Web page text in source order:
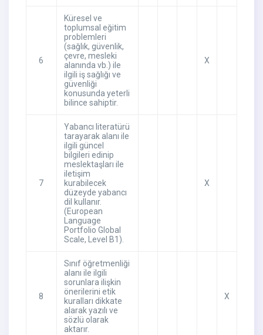
6
Küresel ve
toplumsal eğitim
problemleri
(sağlık, güvenlik,
çevre, mesleki
alanında vb.) ile
ilgili iş sağlığı ve
güvenliği
konusunda yeterli
bilince sahiptir.
X
7
Yabancı literatürü
tarayarak alanı ile
ilgili güncel
bilgileri edinip
meslektaşları ile
iletişim
kurabilecek
düzeyde yabancı
dil kullanır.
(European
Language
Portfolio Global
Scale, Level B1).
X
8
Sınıf öğretmenliği
alanı ile ilgili
sorunlara ilişkin
önerilerini etik
kuralları dikkate
alarak yazılı ve
sözlü olarak
aktarır.
X